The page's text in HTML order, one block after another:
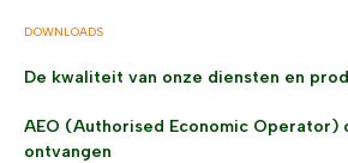
DOWNLOADS
De kwaliteit van onze diensten en
AEO (Authorised Economic Operator)
ontvangen